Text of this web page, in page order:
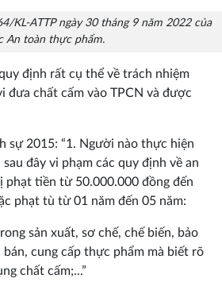
KL-ATTP ngày 30 tháng 9 năm 2022 của
An toàn thực phẩm.
định rất cụ thể về trách nhiệm
đưa chất cấm vào TPCN và được
sự 2015: “1. Người nào thực hiện
đây vi phạm các quy định về an
phạt tiền từ 50.000.000 đồng đến
phạt tù từ 01 năm đến 05 năm:
sản xuất, sơ chế, chế biến, bảo
cung cấp thực phẩm mà biết rõ
chất cấm;...”